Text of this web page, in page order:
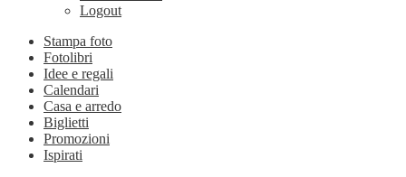
Logout
Stampa foto
Fotolibri
Idee e regali
Calendari
Casa e arredo
Biglietti
Promozioni
Ispirati